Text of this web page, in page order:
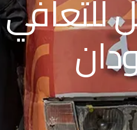
للتعافي في
“We left with nothing but
five named Anna,